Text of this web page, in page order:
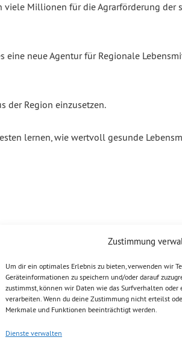
Zustimmung
Um dir ein optimales Erlebnis zu bieten, verwenden wir
Geräteinformationen zu speichern und/oder darauf
zustimmst, können wir Daten wie das Surfverhalten oder
verarbeiten. Wenn du deine Zustimmung nicht erteilst
Merkmale und Funktionen beeinträchtigt werden.
Dienste verwalten
Millionen für die Agrarförderung der
eine neue Agentur für Regionale
der Region einzusetzen.
lernen, wie wertvoll gesunde